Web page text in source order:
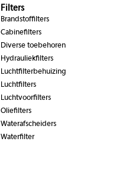
Filters
Brandstoffilters
Cabinefilters
Diverse toebehoren
Hydrauliekfilters
Luchtfilterbehuizing
Luchtfilters
Luchtvoorfilters
Oliefilters
Waterafscheiders
Waterfilter